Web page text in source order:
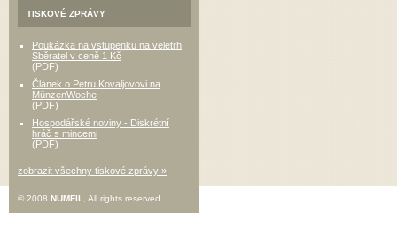
TISKOVÉ ZPRÁVY
Poukázka na vstupenku na veletrh
Sběratel v ceně 1 Kč
(PDF)
Článek o Petru Kovaljovovi na
MünzenWoche
(PDF)
Hospodářské noviny - Diskrétní
hráč s mincemi
(PDF)
zobrazit všechny tiskové zprávy »
© 2008 NUMFIL , All rights reserved.